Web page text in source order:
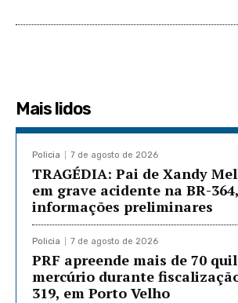
Mais lidos
Policia 7 de agosto de 2026
TRAGÉDIA: Pai de Xandy
em grave acidente na BR-
informações preliminares
Policia 7 de agosto de 2026
PRF apreende mais de 70
mercúrio durante
319, em Porto Velho